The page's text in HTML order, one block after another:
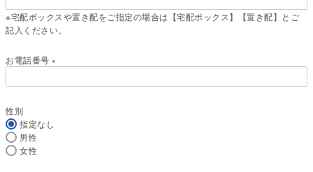
※宅配ボックスや置き配をご指定の場合は【宅配ボックス】【置き配】とご
記入ください。
お電話番号
必
性別
指定なし
男性
女性